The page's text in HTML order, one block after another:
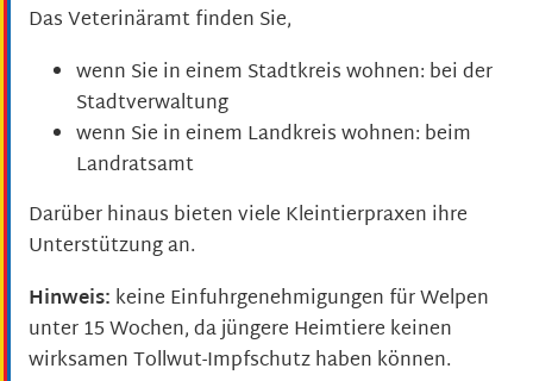
Das Veterinäramt finden Sie,
wenn Sie in einem Stadtkreis wohnen: bei der
Stadtverwaltung
wenn Sie in einem Landkreis wohnen: beim
Landratsamt
Darüber hinaus bieten viele Kleintierpraxen ihre
Unterstützung an.
Hinweis: keine Einfuhrgenehmigungen für Welpen
unter 15 Wochen, da jüngere Heimtiere keinen
wirksamen Tollwut-Impfschutz haben können.